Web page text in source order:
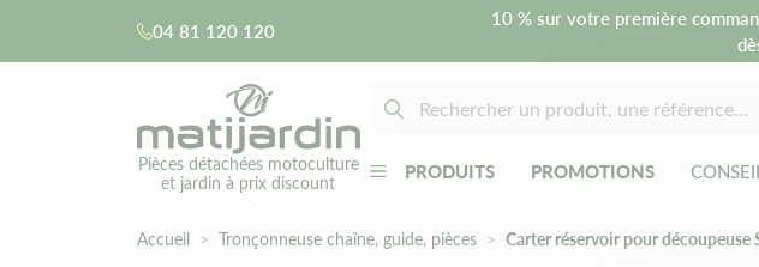
04 81 120 120
10 % sur votre première
Pièces détachées motoculture
et jardin à prix discount
PRODUITS PROMOTIONS
Accueil Tronçonneuse chaîne, guide, pièces Carter réservoir pour découpeuse